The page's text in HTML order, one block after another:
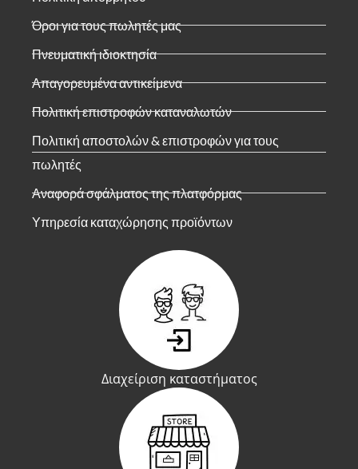
Όροι για τους πωλητές μας
Πνευματική ιδιοκτησία
Απαγορευμένα αντικείμενα
Πολιτική επιστροφών καταναλωτών
Πολιτική αποστολών & επιστροφών για τους
πωλητές
Αναφορά σφάλματος της πλατφόρμας
Υπηρεσία καταχώρησης προϊόντων
Διαχείριση καταστήματος